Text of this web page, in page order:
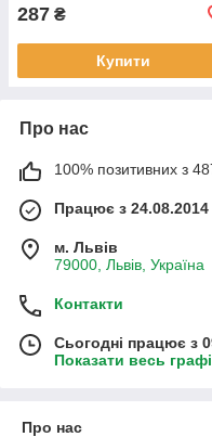
287 ₴
Купити
Про нас
100% позитивних з 487
Працює з 24.08.2014
м. Львів
79000, Львів, Україна
Контакти
Сьогодні працює з
Показати весь
Про нас